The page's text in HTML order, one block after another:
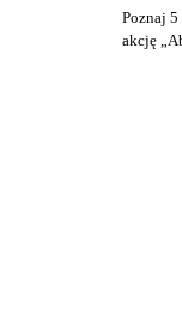
Poznaj 5
akcję